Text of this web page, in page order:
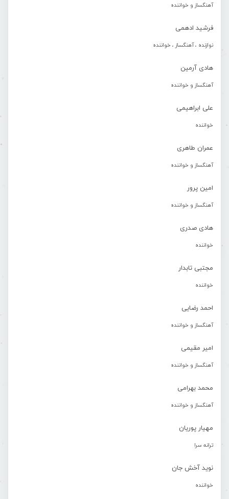
آهنگساز و خواننده
فرشید ادهمی
نوازنده ، آهنگساز ، خواننده
هادی آرمین
آهنگساز و خواننده
علی ابراهیمی
خواننده
عمران طاهری
آهنگساز و خواننده
امین پرور
آهنگساز و خواننده
هادی صدری
خواننده
مجتبی تابدار
خواننده
احمد رضایی
آهنگساز و خواننده
امیر مقیمی
آهنگساز و خواننده
محمد بهرامی
آهنگساز و خواننده
مهیار پوریان
ترانه سرا
نوید آخش جان
خواننده